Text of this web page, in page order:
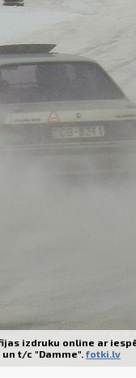
izdruku online ar
un t/c "Damme". fotki.lv